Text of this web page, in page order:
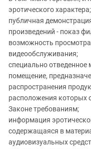
эротического характера;
публичная
произведений - показ
возможность просмотра
видеообслуживания;
специально отведенное
помещение,
распространения
расположения которых
Законе требованиям;
информация
содержащаяся в
аудиовизуальных